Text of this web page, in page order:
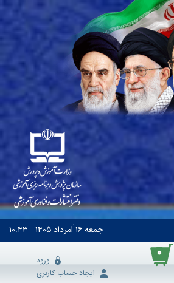
جمعه۱۶ اَمرداد ۱۴۰۵ ۱۰:۴۳
۰
ورود
ایجاد حساب کاربری